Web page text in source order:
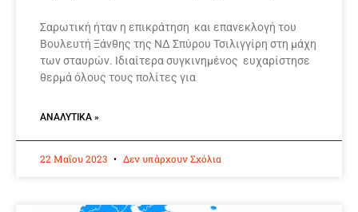
Σαρωτική ήταν η επικράτηση και επανεκλογή του
Βουλευτή Ξάνθης της ΝΔ Σπύρου Τσιλιγγίρη στη μάχη
των σταυρών. Ιδιαίτερα συγκινημένος ευχαρίστησε
θερμά όλους τους πολίτες για
ΑΝΑΛΥΤΙΚΆ »
22 Μαΐου 2023 Δεν υπάρχουν Σχόλια